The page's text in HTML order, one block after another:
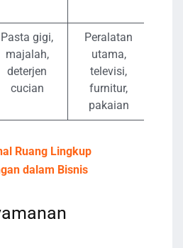
Pasta gigi,
majalah,
deterjen
cucian
Peralatan
utama,
televisi,
furnitur,
pakaian
Ruang Lingkup
dalam Bisnis